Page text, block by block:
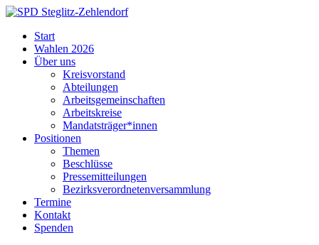
Skip
content
Steglitz-
Zehlendorf
Start
Wahlen 2026
Über uns
Kreisvorstand
Abteilungen
Arbeitsgemeinschaften
Arbeitskreise
Mandatsträger*innen
Positionen
Themen
Beschlüsse
Pressemitteilungen
Bezirksverordnetenversammlung
Termine
Kontakt
Spenden